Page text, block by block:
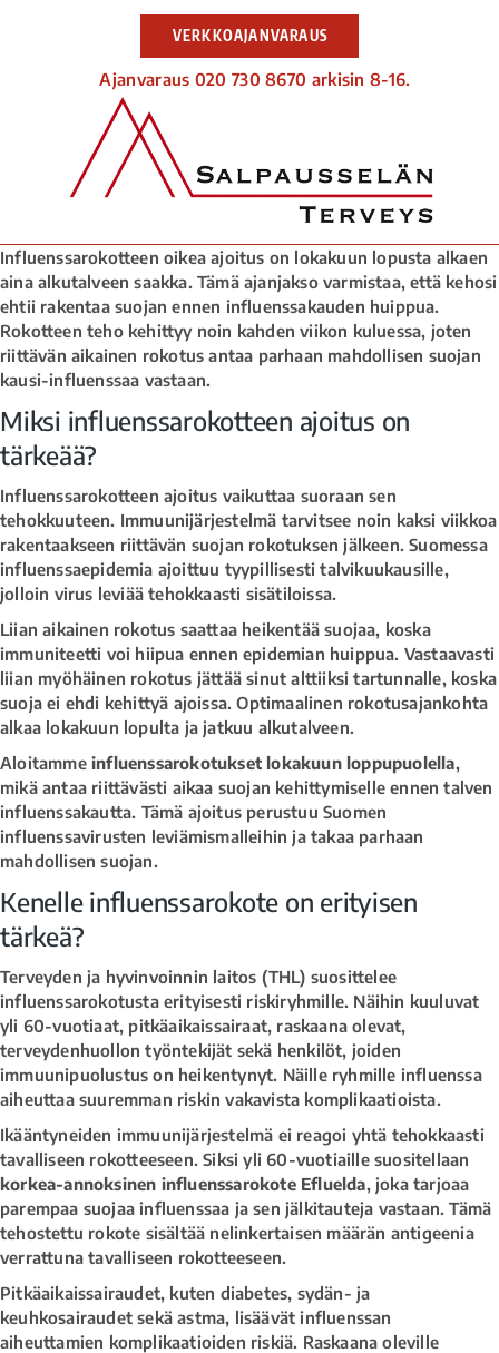
VERKKOAJANVARAUS
Ajanvaraus 020 730 8670 arkisin 8-16.
Influenssarokotteen oikea ajoitus on lokakuun lopusta alkaen
aina alkutalveen saakka. Tämä ajanjakso varmistaa, että kehosi
ehtii rakentaa suojan ennen influenssakauden huippua.
Rokotteen teho kehittyy noin kahden viikon kuluessa, joten
riittävän aikainen rokotus antaa parhaan mahdollisen suojan
kausi-influenssaa vastaan.
Miksi influenssarokotteen ajoitus on
tärkeää?
Influenssarokotteen ajoitus vaikuttaa suoraan sen
tehokkuuteen. Immuunijärjestelmä tarvitsee noin kaksi viikkoa
rakentaakseen riittävän suojan rokotuksen jälkeen. Suomessa
influenssaepidemia ajoittuu tyypillisesti talvikuukausille,
jolloin virus leviää tehokkaasti sisätiloissa.
Liian aikainen rokotus saattaa heikentää suojaa, koska
immuniteetti voi hiipua ennen epidemian huippua. Vastaavasti
liian myöhäinen rokotus jättää sinut alttiiksi tartunnalle, koska
suoja ei ehdi kehittyä ajoissa. Optimaalinen rokotusajankohta
alkaa lokakuun lopulta ja jatkuu alkutalveen.
Aloitamme influenssarokotukset lokakuun loppupuolella,
mikä antaa riittävästi aikaa suojan kehittymiselle ennen talven
influenssakautta. Tämä ajoitus perustuu Suomen
influenssavirusten leviämismalleihin ja takaa parhaan
mahdollisen suojan.
Kenelle influenssarokote on erityisen
tärkeä?
Terveyden ja hyvinvoinnin laitos (THL) suosittelee
influenssarokotusta erityisesti riskiryhmille. Näihin kuuluvat
yli 60-vuotiaat, pitkäaikaissairaat, raskaana olevat,
terveydenhuollon työntekijät sekä henkilöt, joiden
immuunipuolustus on heikentynyt. Näille ryhmille influenssa
aiheuttaa suuremman riskin vakavista komplikaatioista.
Ikääntyneiden immuunijärjestelmä ei reagoi yhtä tehokkaasti
tavalliseen rokotteeseen. Siksi yli 60-vuotiaille suositellaan
korkea-annoksinen influenssarokote Efluelda, joka tarjoaa
parempaa suojaa influenssaa ja sen jälkitauteja vastaan. Tämä
tehostettu rokote sisältää nelinkertaisen määrän antigeenia
verrattuna tavalliseen rokotteeseen.
Pitkäaikaissairaudet, kuten diabetes, sydän- ja
keuhkosairaudet sekä astma, lisäävät influenssan
aiheuttamien komplikaatioiden riskiä. Raskaana oleville